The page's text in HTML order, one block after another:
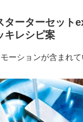
ターターセット
キレシピ案
ーションが含まれて